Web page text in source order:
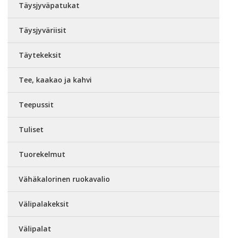
Täysjyväpatukat
Täysjyväriisit
Täytekeksit
Tee, kaakao ja kahvi
Teepussit
Tuliset
Tuorekelmut
Vähäkalorinen ruokavalio
Välipalakeksit
Välipalat